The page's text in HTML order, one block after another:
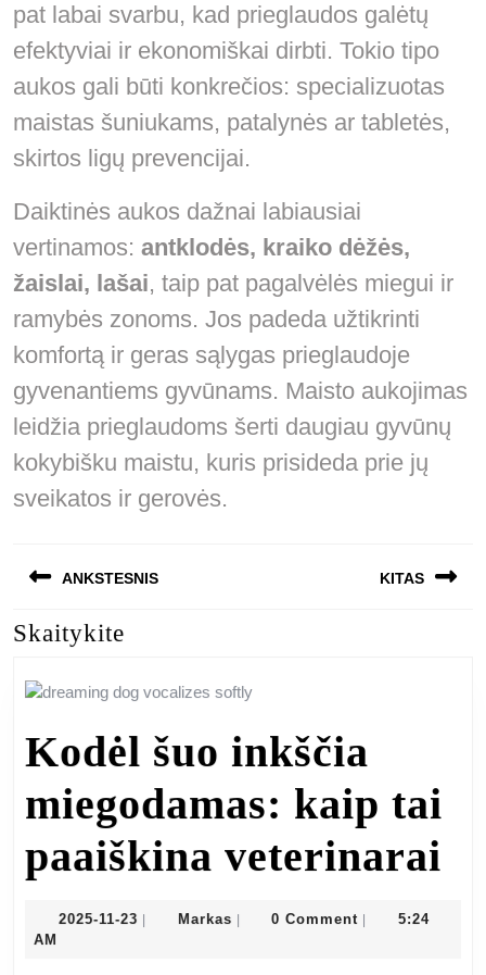
pat labai svarbu, kad prieglaudos galėtų
efektyviai ir ekonomiškai dirbti. Tokio tipo
aukos gali būti konkrečios: specializuotas
maistas šuniukams, patalynės ar tabletės,
skirtos ligų prevencijai.
Daiktinės aukos dažnai labiausiai
vertinamos: antklodės, kraiko dėžės,
žaislai, lašai, taip pat pagalvėlės miegui ir
ramybės zonoms. Jos padeda užtikrinti
komfortą ir geras sąlygas prieglaudoje
gyvenantiems gyvūnams. Maisto aukojimas
leidžia prieglaudoms šerti daugiau gyvūnų
kokybišku maistu, kuris prisideda prie jų
sveikatos ir gerovės.
Navigacija
tarp
įrašų
ANKSTESNIS
Previous
KITAS
Skaitykite
Kodėl šuo inkščia
miegodamas: kaip tai
paaiškina veterinarai
2025-11-23 2025-
MarkasMarkas0 Comment
5:24
AM